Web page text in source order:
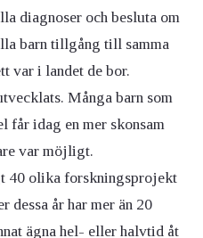
diagnoser och besluta om
barn tillgång till samma
var i landet de bor.
Många barn som
får idag en mer skonsam
var möjligt.
40 olika forskningsprojekt
dessa år har mer än 20
ägna hel- eller halvtid åt